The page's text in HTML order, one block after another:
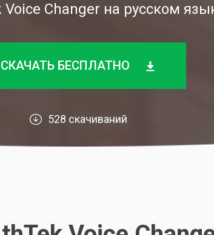
Voice Changer на русском
СКАЧАТЬ БЕСПЛАТНО
528 скачиваний